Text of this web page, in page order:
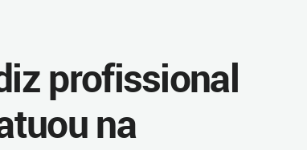
profissional
na